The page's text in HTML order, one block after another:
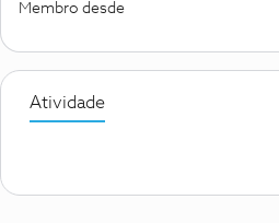
Membro desde
Atividade